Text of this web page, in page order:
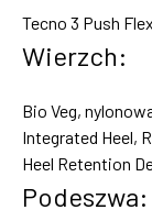
Tecno 3 Push Flex
Wierzch:
Bio Veg,
Integrated Heel,
Heel Retention
Podeszwa: